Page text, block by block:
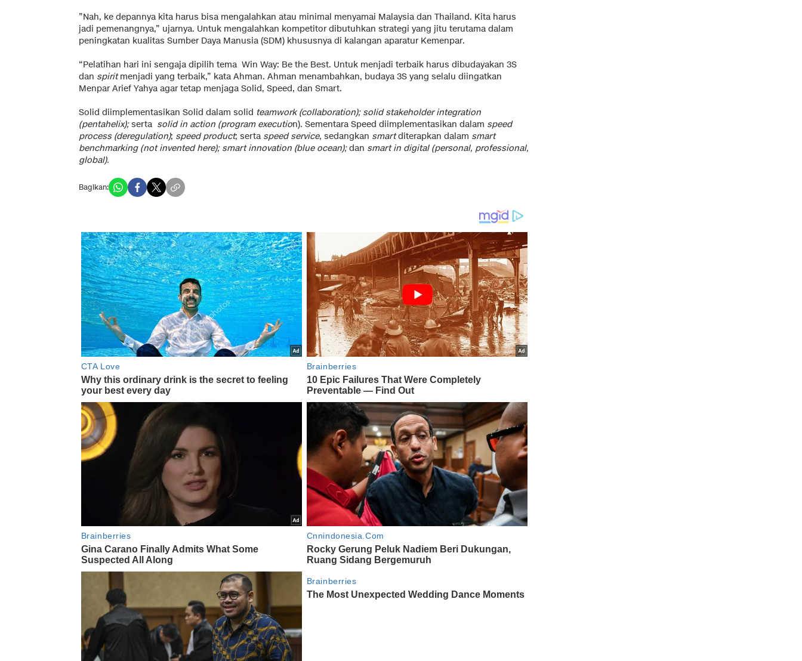
”Nah, ke depannya kita harus bisa mengalahkan atau minimal menyamai Malaysia dan Thailand. Kita harus
jadi pemenangnya,” ujarnya. Untuk mengalahkan kompetitor dibutuhkan strategi yang jitu terutama dalam
peningkatan kualitas Sumber Daya Manusia (SDM) khususnya di kalangan aparatur Kemenpar.
“Pelatihan hari ini sengaja dipilih tema Win Way: Be the Best. Untuk menjadi terbaik harus dibudayakan 3S
dan spiritmenjadi yang terbaik,” kata Ahman. Ahman menambahkan, budaya 3S yang selalu diingatkan
Menpar Arief Yahya agar tetap menjaga Solid, Speed, dan Smart.
Solid diimplementasikan Solid dalam solid teamwork (collaboration); solid stakeholder integration
(pentahelix);serta solid in action (program execution). Sementara Speed diimplementasikan dalam speed
process (deregulation); speed product; serta speed service, sedangkan smartditerapkan dalam smart
benchmarking (not invented here); smart innovation (blue ocean);dan smart in digital (personal, professional,
global).
Bagikan: